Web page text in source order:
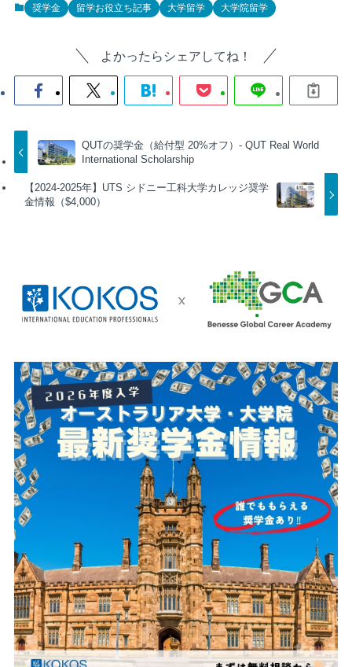
奨学金 留学お役立ち記事 大学留学 大学院留学
よかったらシェアしてね！
QUTの奨学金（給付型 20%オフ）- QUT Real World
International Scholarship
【2024-2025年】UTS シドニー工科大学カレッジ奨学
金情報（$4,000）